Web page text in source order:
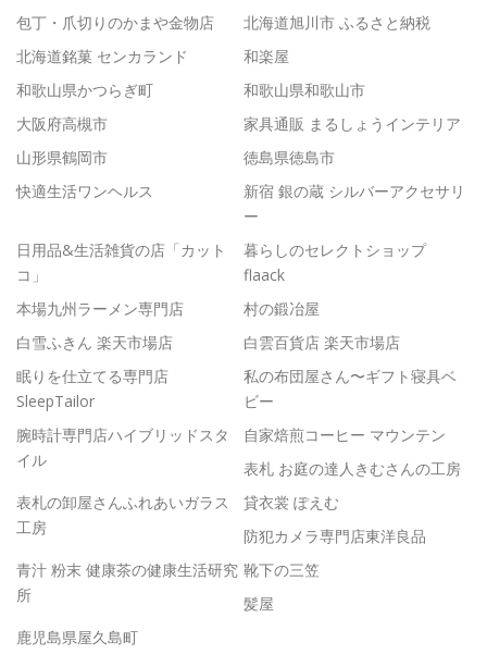
包丁・爪切りのかまや金物店
北海道旭川市 ふるさと納税
北海道銘菓 センカランド
和楽屋
和歌山県かつらぎ町
和歌山県和歌山市
大阪府高槻市
家具通販 まるしょうインテリア
山形県鶴岡市
徳島県徳島市
快適生活ワンヘルス
新宿 銀の蔵 シルバーアクセサリ
ー
日用品&生活雑貨の店「カット
コ」
暮らしのセレクトショップ
flaack
本場九州ラーメン専門店
村の鍛冶屋
白雪ふきん 楽天市場店
白雲百貨店 楽天市場店
眠りを仕立てる専門店
SleepTailor
私の布団屋さん〜ギフト寝具ベ
ビー
腕時計専門店ハイブリッドスタ
イル
自家焙煎コーヒー マウンテン
表札 お庭の達人きむさんの工房
表札の卸屋さんふれあいガラス
工房
貸衣裳 ぽえむ
防犯カメラ専門店東洋良品
青汁 粉末 健康茶の健康生活研究
所
靴下の三笠
髪屋
鹿児島県屋久島町